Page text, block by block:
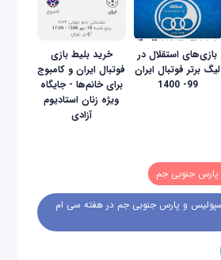
بازی‌های استقلال در
لیگ برتر فوتبال ایران
99- 1400
خرید بلیط بازی
فوتبال ایران و کامبوج
برای خانم‌ها - جایگاه
ویژه زنان استادیوم
آزادی
پارس جنوبی جم
و پارس جنوبی جم در هفته سی ام